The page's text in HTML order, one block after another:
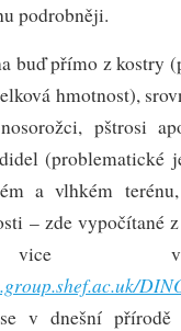
podrobněji.
buď přímo z kostry
hmotnost),
pštrosi
(problematické
a vlhkém
– zde vypočítané
vice
v dnešní přírodě